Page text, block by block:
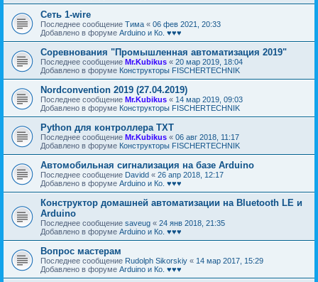
Сеть 1-wire
Последнее сообщение Тима « 06 фев 2021, 20:33
Добавлено в форуме Arduino и Ко. ♥♥♥
Соревнования "Промышленная автоматизация 2019"
Последнее сообщение Mr.Kubikus « 20 мар 2019, 18:04
Добавлено в форуме Конструкторы FISCHERTECHNIK
Nordconvention 2019 (27.04.2019)
Последнее сообщение Mr.Kubikus « 14 мар 2019, 09:03
Добавлено в форуме Конструкторы FISCHERTECHNIK
Python для контроллера TXT
Последнее сообщение Mr.Kubikus « 06 авг 2018, 11:17
Добавлено в форуме Конструкторы FISCHERTECHNIK
Автомобильная сигнализация на базе Arduino
Последнее сообщение Davidd « 26 апр 2018, 12:17
Добавлено в форуме Arduino и Ко. ♥♥♥
Конструктор домашней автоматизации на Bluetooth LE и
Arduino
Последнее сообщение saveug « 24 янв 2018, 21:35
Добавлено в форуме Arduino и Ко. ♥♥♥
Вопрос мастерам
Последнее сообщение Rudolph Sikorskiy « 14 мар 2017, 15:29
Добавлено в форуме Arduino и Ко. ♥♥♥